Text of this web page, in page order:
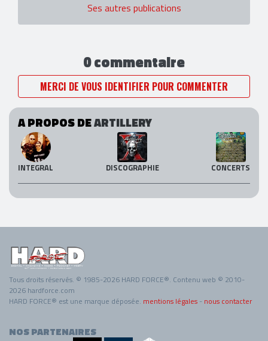
Ses autres publications
0 commentaire
MERCI DE VOUS IDENTIFIER POUR COMMENTER
A PROPOS DEARTILLERY
INTEGRAL DISCOGRAPHIE CONCERTS
Tous droits réservés. © 1985-2026 HARD FORCE®. Contenu web © 2010-
2026 hardforce.com
HARD FORCE® est une marque déposée. mentions légales - nous contacter
NOS PARTENAIRES